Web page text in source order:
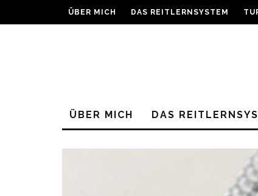
ÜBER MICH DAS REITLERNSYSTEM
ÜBER MICH DAS